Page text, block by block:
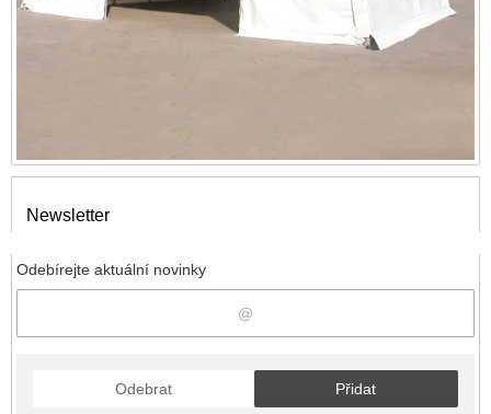
Newsletter
Odebírejte aktuální novinky
Odebrat Přidat